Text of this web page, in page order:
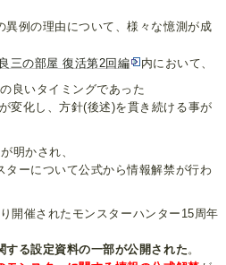
異例の理由について、様々な憶測が成
三の部屋 復活第2回編
内において、
良いタイミングであった
変化し、方針(後述)を貫き続ける事が
明かされ、
ターについて公式から情報解禁が行わ
開催されたモンスターハンター15周年
する設定資料の一部が公開された 。